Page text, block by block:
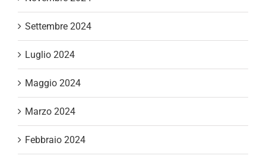
Settembre 2024
Luglio 2024
Maggio 2024
Marzo 2024
Febbraio 2024